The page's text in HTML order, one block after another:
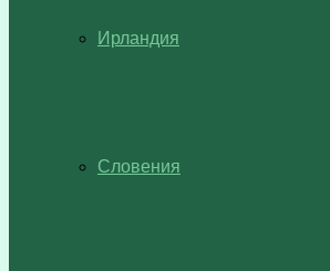
Ирландия
Словения